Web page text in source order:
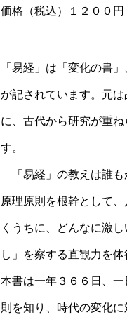
価格（税込）１２００円
「易経」は「変化の書
が記されています。元
に、古代から研究が重
す。
「易経」の教えは誰も
原理原則を根幹として
くうちに、どんなに激
し」を察する直観力を
本書は一年３６６日、
則を知り、時代の変化